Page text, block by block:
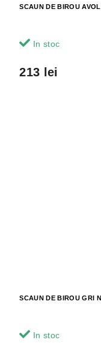
SCAUN DE BIROU
In stoc
213 lei
SCAUN DE BIROU GRI
In stoc